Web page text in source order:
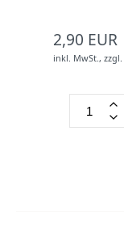
2,90 EUR
inkl. MwSt., zzgl.